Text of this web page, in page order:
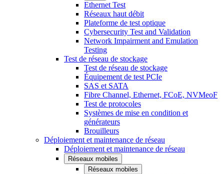
Ethernet Test
Réseaux haut débit
Plateforme de test optique
Cybersecurity Test and Validation
Network Impairment and Emulation
Testing
Test de réseau de stockage
Test de réseau de stockage
Équipement de test PCIe
SAS et SATA
Fibre Channel, Ethernet, FCoE, NVMeoF
Test de protocoles
Systèmes de mise en condition et
générateurs
Brouilleurs
Déploiement et maintenance de réseau
Déploiement et maintenance de réseau
Réseaux mobiles
Réseaux mobiles